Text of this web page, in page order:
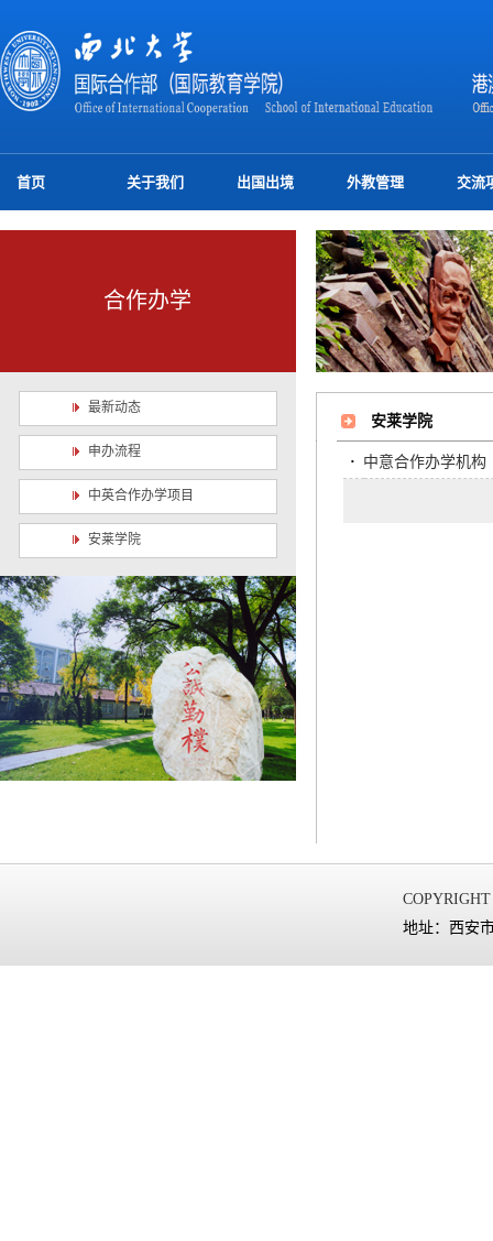
首页 关于我们 出国出境 外教管理 交流
合作办学
最新动态
申办流程
中英合作办学项目
安莱学院
安莱学院
· 中意合作办学机构
地址：西安